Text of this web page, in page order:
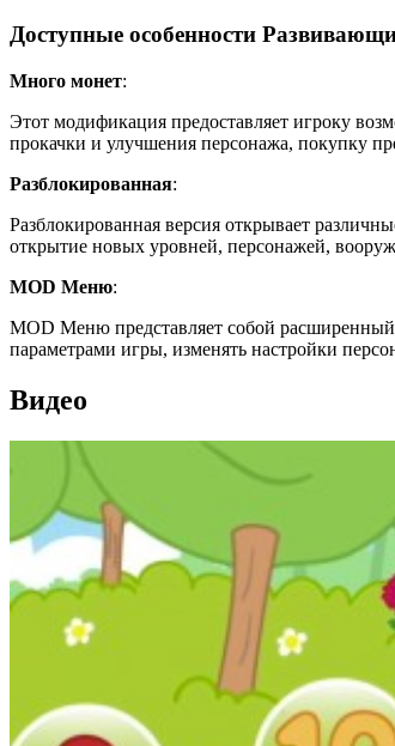
Доступные особенности
Много монет:
Этот модификация предоставляет игроку
прокачки и улучшения персонажа, покупку
Разблокированная:
Разблокированная версия открывает
открытие новых уровней, персонажей,
MOD Меню:
MOD Меню представляет собой
параметрами игры, изменять настройки
Видео